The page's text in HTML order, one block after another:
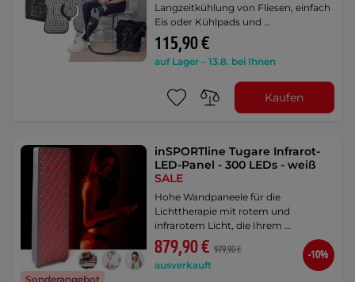
Langzeitkühlung von Fliesen, einfach
Eis oder Kühlpads und …
115,90 €
auf Lager – 13.8. bei Ihnen
Kaufen
Sonderangebot
inSPORTline Tugare Infrarot-
LED-Panel - 300 LEDs - weiß
SALE
Hohe Wandpaneele für die
Lichttherapie mit rotem und
infrarotem Licht, die Ihrem …
879,90 € 979,90 €
ausverkauft
-10%